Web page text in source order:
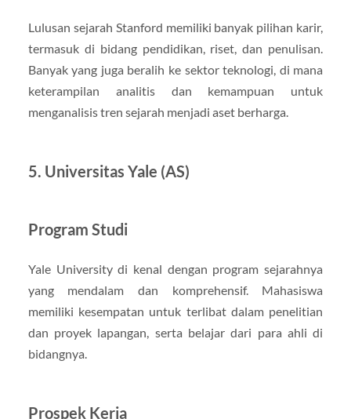
Lulusan sejarah Stanford memiliki banyak pilihan karir,
termasuk di bidang pendidikan, riset, dan penulisan.
Banyak yang juga beralih ke sektor teknologi, di mana
keterampilan analitis dan kemampuan untuk
menganalisis tren sejarah menjadi aset berharga.
5. Universitas Yale (AS)
Program Studi
Yale University di kenal dengan program sejarahnya
yang mendalam dan komprehensif. Mahasiswa
memiliki kesempatan untuk terlibat dalam penelitian
dan proyek lapangan, serta belajar dari para ahli di
bidangnya.
Prospek Kerja